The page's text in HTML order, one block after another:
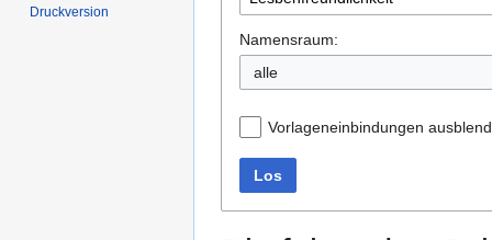
Namensraum:
alle
Vorlageneinbindungen
Los
Druckversion